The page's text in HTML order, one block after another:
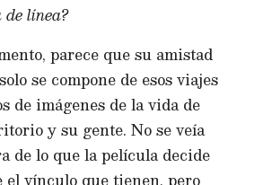
línea?
parece que su amistad
se compone de esos viajes
de imágenes de la vida de
y su gente. No se veía
de lo que la película decide